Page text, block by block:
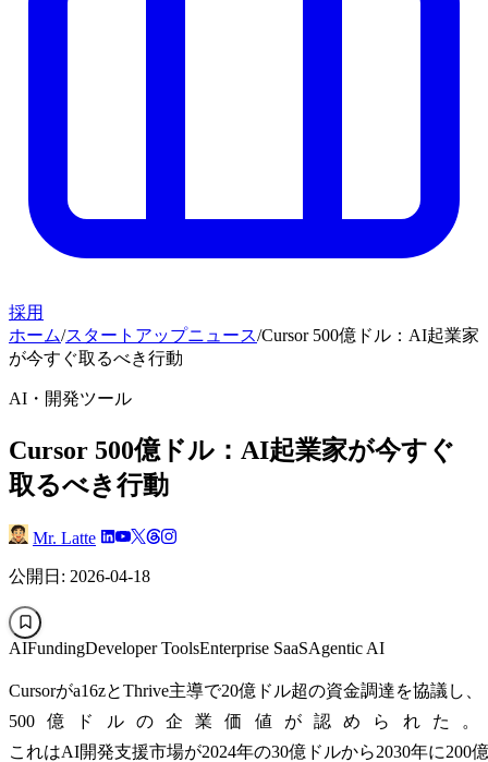
採用
ホーム/スタートアップニュース/Cursor 500億ドル：AI起業家
が今すぐ取るべき行動
AI・開発ツール
Cursor 500億ドル：AI起業家が今すぐ
取るべき行動
Mr. Latte
公開日: 2026-04-18
AIFundingDeveloper ToolsEnterprise SaaSAgentic AI
Cursorがa16zとThrive主導で20億ドル超の資金調達を協議し、
500億ドルの企業価値が認められた。
これはAI開発支援市場が2024年の30億ドルから2030年に200